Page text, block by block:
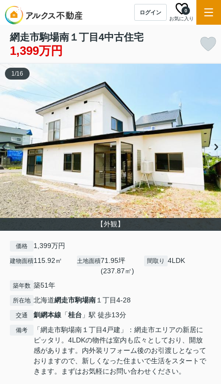
ログイン
お気に入り
0
網走市駒場南１丁目4中古住宅
1,399万円
【外観】
1/16
価格 1,399万円
建物面積115.92㎡ 土地面積71.95坪
(237.87㎡)
間取り 4LDK
築年数 築51年
所在地 北海道網走市駒場南１丁目4-28
交通 釧網本線 「桂台 」駅 徒歩13分
備考
「網走市駒場南１丁目4戸建」：網走市エリアの新居に
ピッタリ。4LDKの物件は室内も広々としており、開放
感があります。内外装リフォーム後のお引渡しとなって
おりますので、新しくなった住まいで生活をスタートで
きます。まずはお気軽にお問い合わせください。